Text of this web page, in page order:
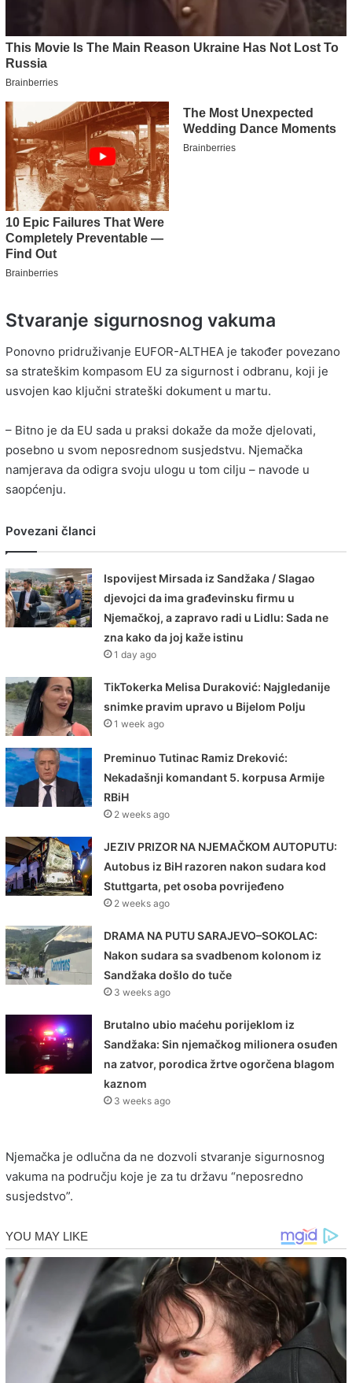
Stvaranje sigurnosnog vakuma
Ponovno pridruživanje EUFOR-ALTHEA je također povezano
sa strateškim kompasom EU za sigurnost i odbranu, koji je
usvojen kao ključni strateški dokument u martu.
– Bitno je da EU sada u praksi dokaže da može djelovati,
posebno u svom neposrednom susjedstvu. Njemačka
namjerava da odigra svoju ulogu u tom cilju – navode u
saopćenju.
Povezani članci
Ispovijest Mirsada iz Sandžaka / Slagao
djevojci da ima građevinsku firmu u
Njemačkoj, a zapravo radi u Lidlu: Sada ne
zna kako da joj kaže istinu
1 day ago
TikTokerka Melisa Duraković: Najgledanije
snimke pravim upravo u Bijelom Polju
1 week ago
Preminuo Tutinac Ramiz Dreković:
Nekadašnji komandant 5. korpusa Armije
RBiH
2 weeks ago
JEZIV PRIZOR NA NJEMAČKOM AUTOPUTU:
Autobus iz BiH razoren nakon sudara kod
Stuttgarta, pet osoba povrijeđeno
2 weeks ago
DRAMA NA PUTU SARAJEVO–SOKOLAC:
Nakon sudara sa svadbenom kolonom iz
Sandžaka došlo do tuče
3 weeks ago
Brutalno ubio maćehu porijeklom iz
Sandžaka: Sin njemačkog milionera osuđen
na zatvor, porodica žrtve ogorčena blagom
kaznom
3 weeks ago
Njemačka je odlučna da ne dozvoli stvaranje sigurnosnog
vakuma na području koje je za tu državu “neposredno
susjedstvo”.